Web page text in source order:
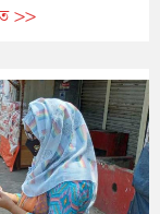
>>